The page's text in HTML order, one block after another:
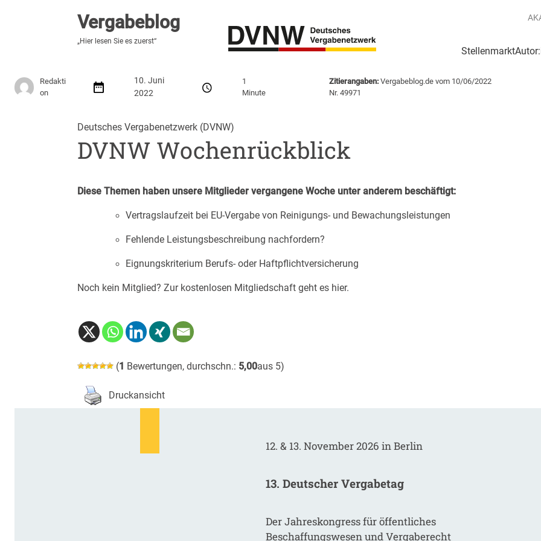
Vergabeblog
„Hier lesen Sie es zuerst“
Stellenmarkt
Vergabeblog
„Hier lesen Sie es zuerst“
Redakti
on
10. Juni
2022
1
Minute
Zitierangaben:Vergabeblog.de vom 10/06/2022
Nr. 49971
Deutsches Vergabenetzwerk (DVNW)
DVNW Wochenrückblick
Diese Themen haben unsere Mitglieder vergangene Woche unter anderem beschäftigt:
Vertragslaufzeit bei EU-Vergabe von Reinigungs- und Bewachungsleistungen
Fehlende Leistungsbeschreibung nachfordern?
Eignungskriterium Berufs- oder Haftpflichtversicherung
Noch kein Mitglied? Zur kostenlosen Mitgliedschaft geht es hier.
(1 Bewertungen, durchschn.: 5,00aus 5)
Druckansicht
12. & 13. November 2026 in Berlin
13. Deutscher Vergabetag
Der Jahreskongress für öffentliches
Beschaffungswesen und Vergaberecht